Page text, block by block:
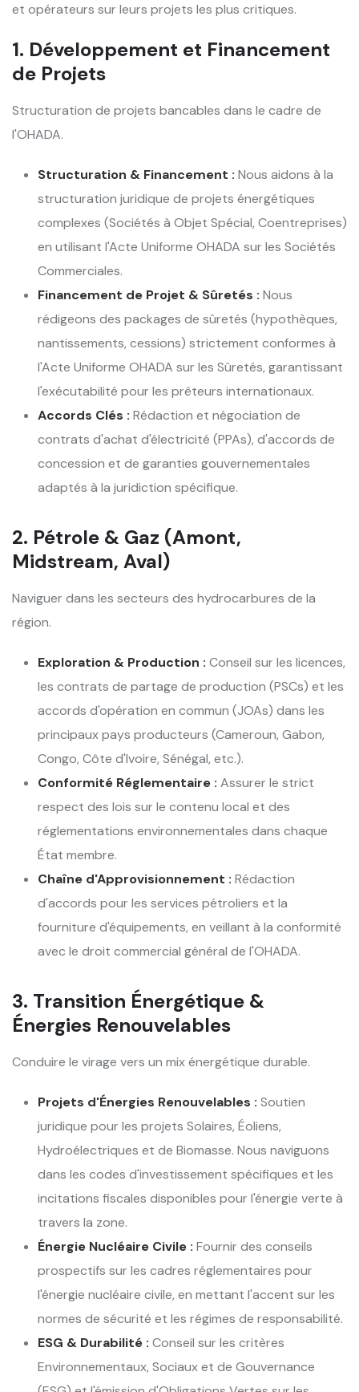
et opérateurs sur leurs projets les plus critiques.
1. Développement et Financement
de Projets
Structuration de projets bancables dans le cadre de
l'OHADA.
Structuration & Financement : Nous aidons à la
structuration juridique de projets énergétiques
complexes (Sociétés à Objet Spécial, Coentreprises)
en utilisant l'Acte Uniforme OHADA sur les Sociétés
Commerciales.
Financement de Projet & Sûretés : Nous
rédigeons des packages de sûretés (hypothèques,
nantissements, cessions) strictement conformes à
l'Acte Uniforme OHADA sur les Sûretés, garantissant
l'exécutabilité pour les prêteurs internationaux.
Accords Clés : Rédaction et négociation de
contrats d'achat d'électricité (PPAs), d'accords de
concession et de garanties gouvernementales
adaptés à la juridiction spécifique.
2. Pétrole & Gaz (Amont,
Midstream, Aval)
Naviguer dans les secteurs des hydrocarbures de la
région.
Exploration & Production : Conseil sur les licences,
les contrats de partage de production (PSCs) et les
accords d'opération en commun (JOAs) dans les
principaux pays producteurs (Cameroun, Gabon,
Congo, Côte d'Ivoire, Sénégal, etc.).
Conformité Réglementaire : Assurer le strict
respect des lois sur le contenu local et des
réglementations environnementales dans chaque
État membre.
Chaîne d'Approvisionnement : Rédaction
d'accords pour les services pétroliers et la
fourniture d'équipements, en veillant à la conformité
avec le droit commercial général de l'OHADA.
3. Transition Énergétique &
Énergies Renouvelables
Conduire le virage vers un mix énergétique durable.
Projets d'Énergies Renouvelables : Soutien
juridique pour les projets Solaires, Éoliens,
Hydroélectriques et de Biomasse. Nous naviguons
dans les codes d'investissement spécifiques et les
incitations fiscales disponibles pour l'énergie verte à
travers la zone.
Énergie Nucléaire Civile : Fournir des conseils
prospectifs sur les cadres réglementaires pour
l'énergie nucléaire civile, en mettant l'accent sur les
normes de sécurité et les régimes de responsabilité.
ESG & Durabilité : Conseil sur les critères
Environnementaux, Sociaux et de Gouvernance